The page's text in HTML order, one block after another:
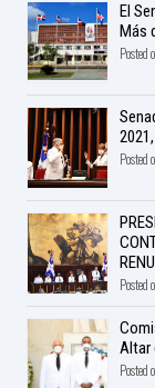
El
Más
Altar